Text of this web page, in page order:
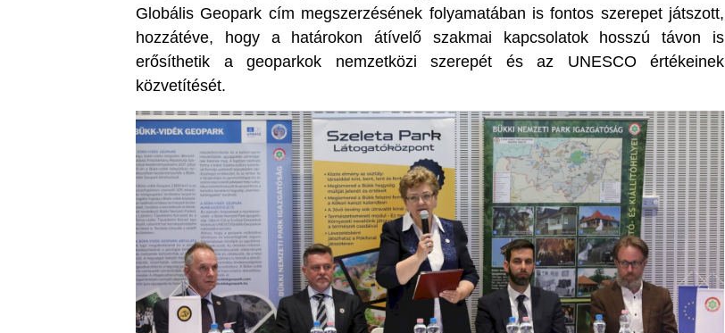
Globális Geopark cím megszerzésének folyamatában is fontos szerepet játszott,
hozzátéve, hogy a határokon átívelő szakmai kapcsolatok hosszú távon is
erősíthetik a geoparkok nemzetközi szerepét és az UNESCO értékeinek
közvetítését.